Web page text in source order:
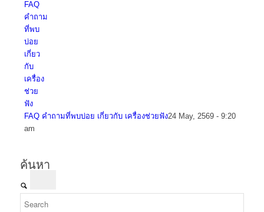
FAQ คำถามที่พบบ่อย เกี่ยวกับ เครื่องช่วยฟัง24 May, 2569 - 9:20
am
ค้นหา